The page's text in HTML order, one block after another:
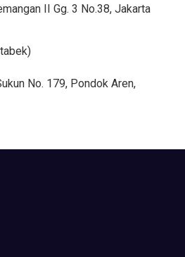
II Gg. 3 No.38, Jakarta
No. 179, Pondok Aren,